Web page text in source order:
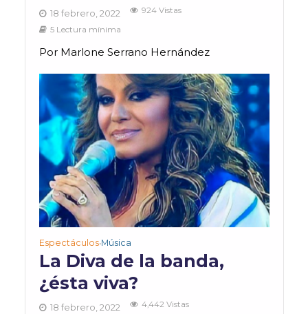
18 febrero, 2022
924 Vistas
5 Lectura mínima
Por Marlone Serrano Hernández
Espectáculos•Música
La Diva de la banda,
¿ésta viva?
18 febrero, 2022
4,442 Vistas